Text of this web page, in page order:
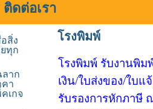
ติดต่อเรา
สิ่ง
ทุก
ลาก
คา
เกจ
โรงพิมพ์
โรงพิมพ์ รับงานพิ
เงิน/ใบส่งของ/ใบ
รับรองการหักภาษี